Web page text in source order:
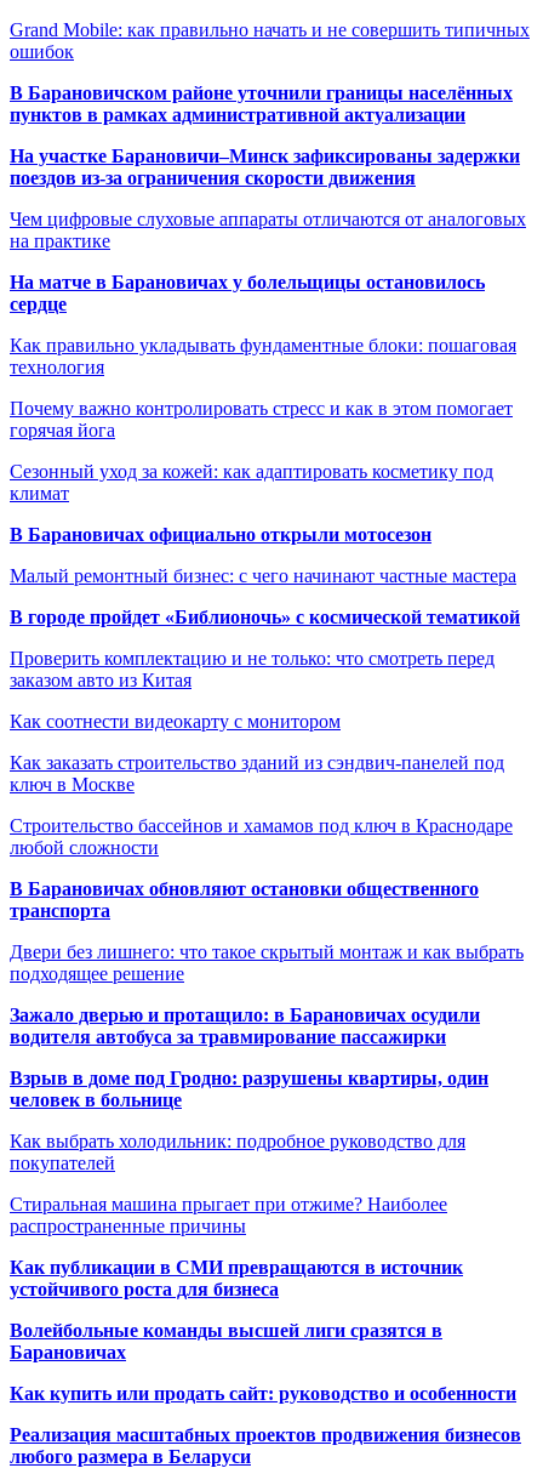
Grand Mobile: как правильно начать и не совершить типичных
ошибок
В Барановичском районе уточнили границы населённых
пунктов в рамках административной актуализации
На участке Барановичи–Минск зафиксированы задержки
поездов из-за ограничения скорости движения
Чем цифровые слуховые аппараты отличаются от аналоговых
на практике
На матче в Барановичах у болельщицы остановилось
сердце
Как правильно укладывать фундаментные блоки: пошаговая
технология
Почему важно контролировать стресс и как в этом помогает
горячая йога
Сезонный уход за кожей: как адаптировать косметику под
климат
В Барановичах официально открыли мотосезон
Малый ремонтный бизнес: с чего начинают частные мастера
В городе пройдет «Библионочь» с космической тематикой
Проверить комплектацию и не только: что смотреть перед
заказом авто из Китая
Как соотнести видеокарту с монитором
Как заказать строительство зданий из сэндвич-панелей под
ключ в Москве
Строительство бассейнов и хамамов под ключ в Краснодаре
любой сложности
В Барановичах обновляют остановки общественного
транспорта
Двери без лишнего: что такое скрытый монтаж и как выбрать
подходящее решение
Зажало дверью и протащило: в Барановичах осудили
водителя автобуса за травмирование пассажирки
Взрыв в доме под Гродно: разрушены квартиры, один
человек в больнице
Как выбрать холодильник: подробное руководство для
покупателей
Стиральная машина прыгает при отжиме? Наиболее
распространенные причины
Как публикации в СМИ превращаются в источник
устойчивого роста для бизнеса
Волейбольные команды высшей лиги сразятся в
Барановичах
Как купить или продать сайт: руководство и особенности
Реализация масштабных проектов продвижения бизнесов
любого размера в Беларуси